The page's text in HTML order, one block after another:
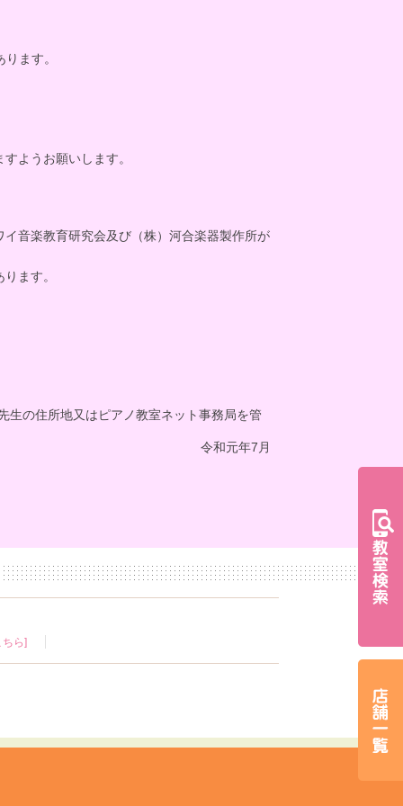
ます。
ようお願いします。
音楽教育研究会及び（株）河合楽器製作所が
ます。
生の住所地又はピアノ教室ネット事務局を管
令和元年7月
ら]